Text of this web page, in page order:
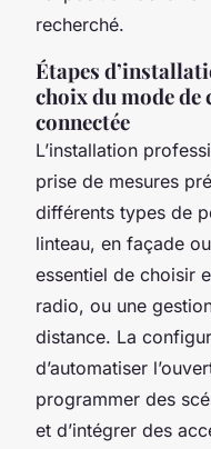
recherché.
Étapes
choix du mode
connectée
L’installation
prise de mesures
différents types de
linteau, en façade
essentiel de choisir
radio, ou une
distance. La
d’automatiser
programmer des
et d’intégrer des